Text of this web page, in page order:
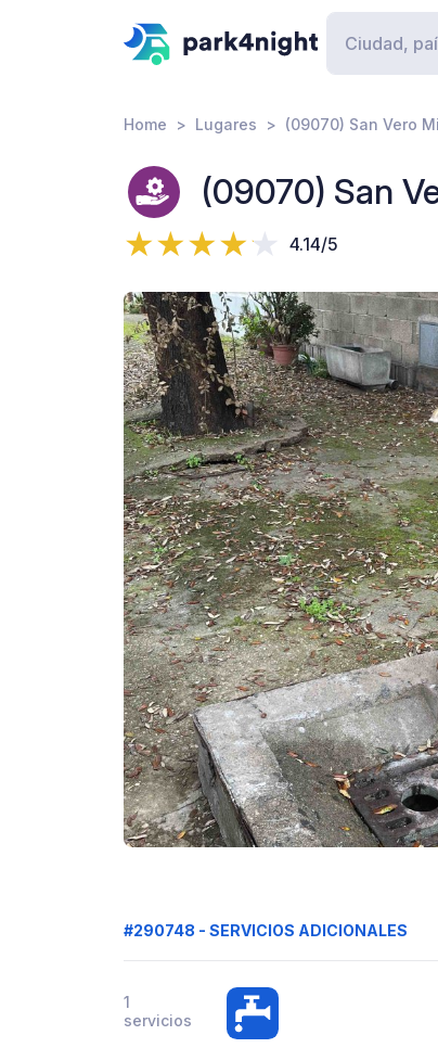
Home Lugares (09070) San Vero
(09070) San
4.14/5
#290748 - SERVICIOS ADICIONALES
1
servicios